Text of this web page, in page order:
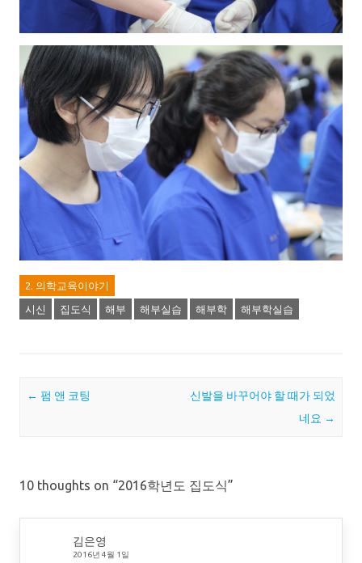
2. 의학교육이야기
시신 집도식 해부 해부실습 해부학 해부학실습
Post navigation
← 펌 앤 코팅
신발을 바꾸어야 할 때가 되었
네요 →
10 thoughts on “2016학년도 집도식”
김은영
2016년 4월 1일